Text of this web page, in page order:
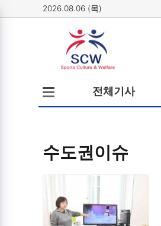
2026.08.06 (목)
전체메뉴
열기/
닫기
전체기사
뉴
수도권이슈